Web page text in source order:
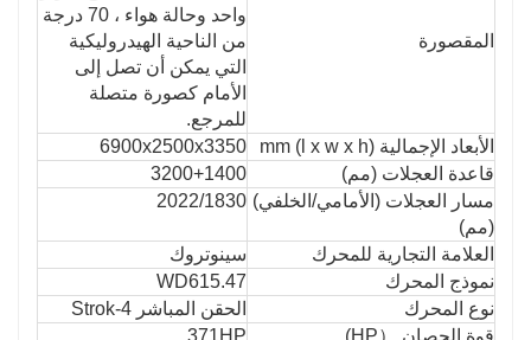
المقصورة
واحد وحالة هواء ، 70 درجة
من الناحية الهيدروليكية
التي يمكن أن تصل إلى
الأمام كصورة متصلة
للمرجع.
الأبعاد الإجمالية (l x w x h) mm
6900x2500x3350
قاعدة العجلات (مم)
3200+1400
مسار العجلات (الأمامي/الخلفي)
(مم)
2022/1830
العلامة التجارية للمحرك
سينوتروك
نموذج المحرك
WD615.47
نوع المحرك
الحقن المباشر 4-Strok
قوة الحصان （HP)
371HP